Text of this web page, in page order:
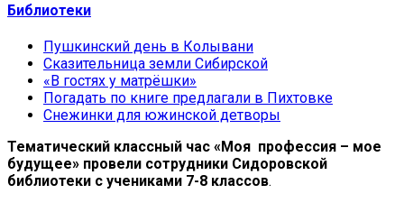
Библиотеки
Пушкинский день в Колывани
Сказительница земли Сибирской
«В гостях у матрёшки»
Погадать по книге предлагали в Пихтовке
Снежинки для южинской детворы
Тематический классный час «Моя профессия – мое
будущее» провели сотрудники Сидоровской
библиотеки с учениками 7-8 классов.